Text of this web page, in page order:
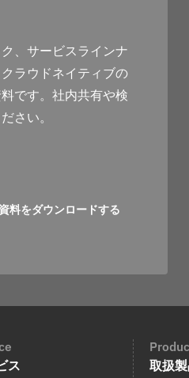
、サービスラインナ
ラウドネイティブの
です。社内共有や検
さい。
料をダウンロードする
ス 取扱